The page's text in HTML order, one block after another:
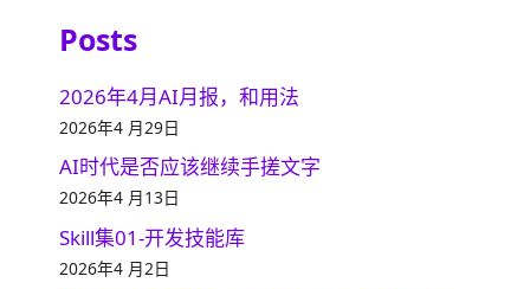
Posts
2026年4月AI月报，和用法
2026年4 月29日
AI时代是否应该继续手搓文字
2026年4 月13日
Skill集01-开发技能库
2026年4 月2日